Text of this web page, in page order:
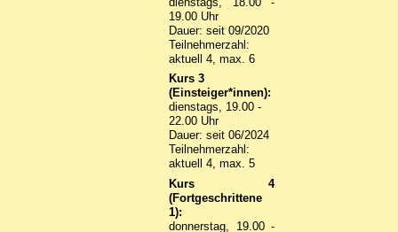
19.00 Uhr
Dauer: seit 09/2020
Teilnehmerzahl:
aktuell 4, max. 6
Kurs 3
(Einsteiger*innen):
dienstags, 19.00 -
22.00 Uhr
Dauer: seit 06/2024
Teilnehmerzahl:
aktuell 4, max. 5
Kurs 4
(Fortgeschrittene
1):
donnerstag, 19.00 -